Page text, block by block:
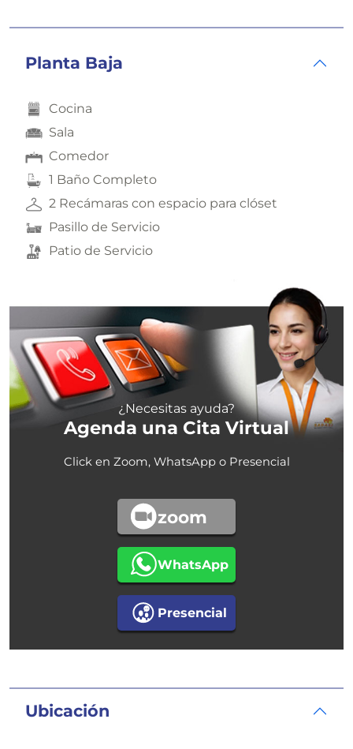
Planta Baja
Cocina
Sala
Comedor
1 Baño Completo
2 Recámaras con espacio para clóset
Pasillo de Servicio
Patio de Servicio
¿Necesitas ayuda?
Agenda una Cita Virtual
Click en Zoom, WhatsApp o Presencial
zoom
WhatsApp
Presencial
Ubicación